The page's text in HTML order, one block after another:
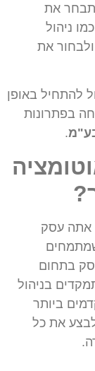
את
ניהול
את
להתחיל באופן
בפתרונות
.
אתה עסק
בתחום
בניהול
ביותר
את כל